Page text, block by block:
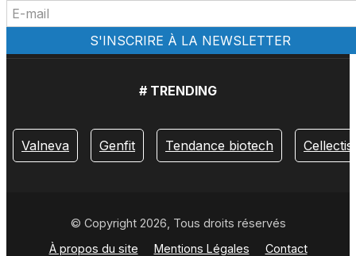
# TRENDING
Valneva Genfit Tendance biotech Cellectis
© Copyright 2026, Tous droits réservés
À propos du site
Mentions Légales Contact